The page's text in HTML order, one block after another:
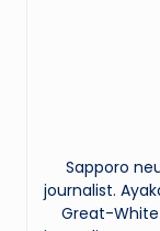
Sapporo
journalist.
Great-